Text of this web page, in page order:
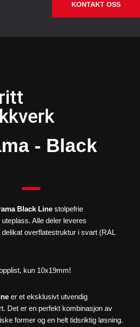
KONTAKT OSS
- Black
Black Line stolpefrie
Alle deler leveres
overflatestruktur i svart (RAL
kun 10x19mm!
er et eksklusivt utvendig
Det er en perfekt kombinasjon av
former og en helt tidsriktig løsning.